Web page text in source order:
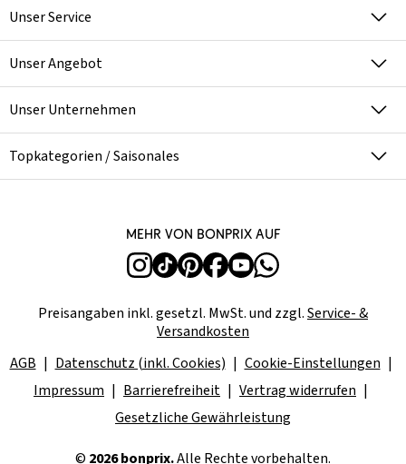
Unser Service
Unser Angebot
Unser Unternehmen
Topkategorien / Saisonales
Mehr von bonprix auf
Preisangaben inkl. gesetzl. MwSt. und zzgl.Service- &
Versandkosten
AGB
Datenschutz (inkl. Cookies)
Cookie-Einstellungen
Impressum
Barrierefreiheit
Vertrag widerrufen
Gesetzliche Gewährleistung
© 2026 bonprix.Alle Rechte vorbehalten.